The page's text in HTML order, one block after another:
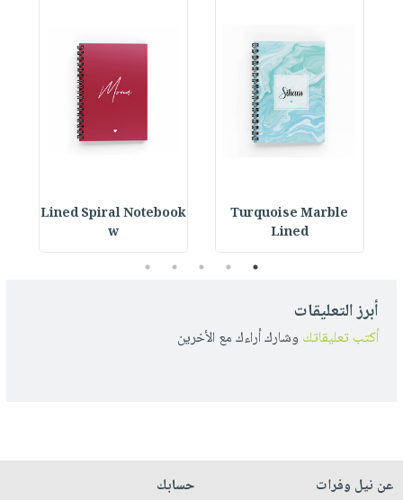
Turquoise Marble
Lined
Lined Spiral Notebook
w
1
2
3
4
5
أبرز التعليقات
أكتب تعليقاتك وشارك أراءك مع الأخرين
عن نيل وفرات
حسابك